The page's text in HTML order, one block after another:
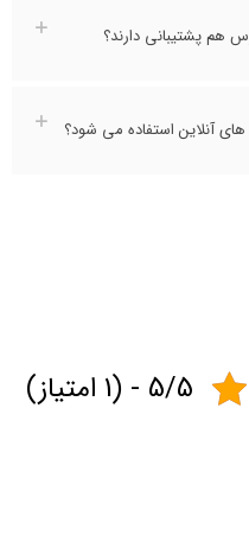
هم پشتیبانی دارند؟
آنلاین استفاده می شود؟
5/5 - (1 امتیاز)